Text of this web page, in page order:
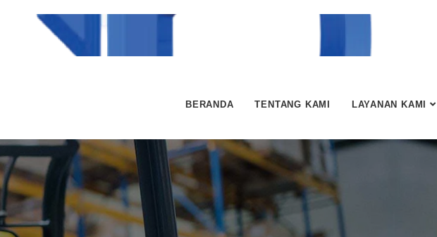
BERANDA TENTANG KAMI LAYANAN KAMI